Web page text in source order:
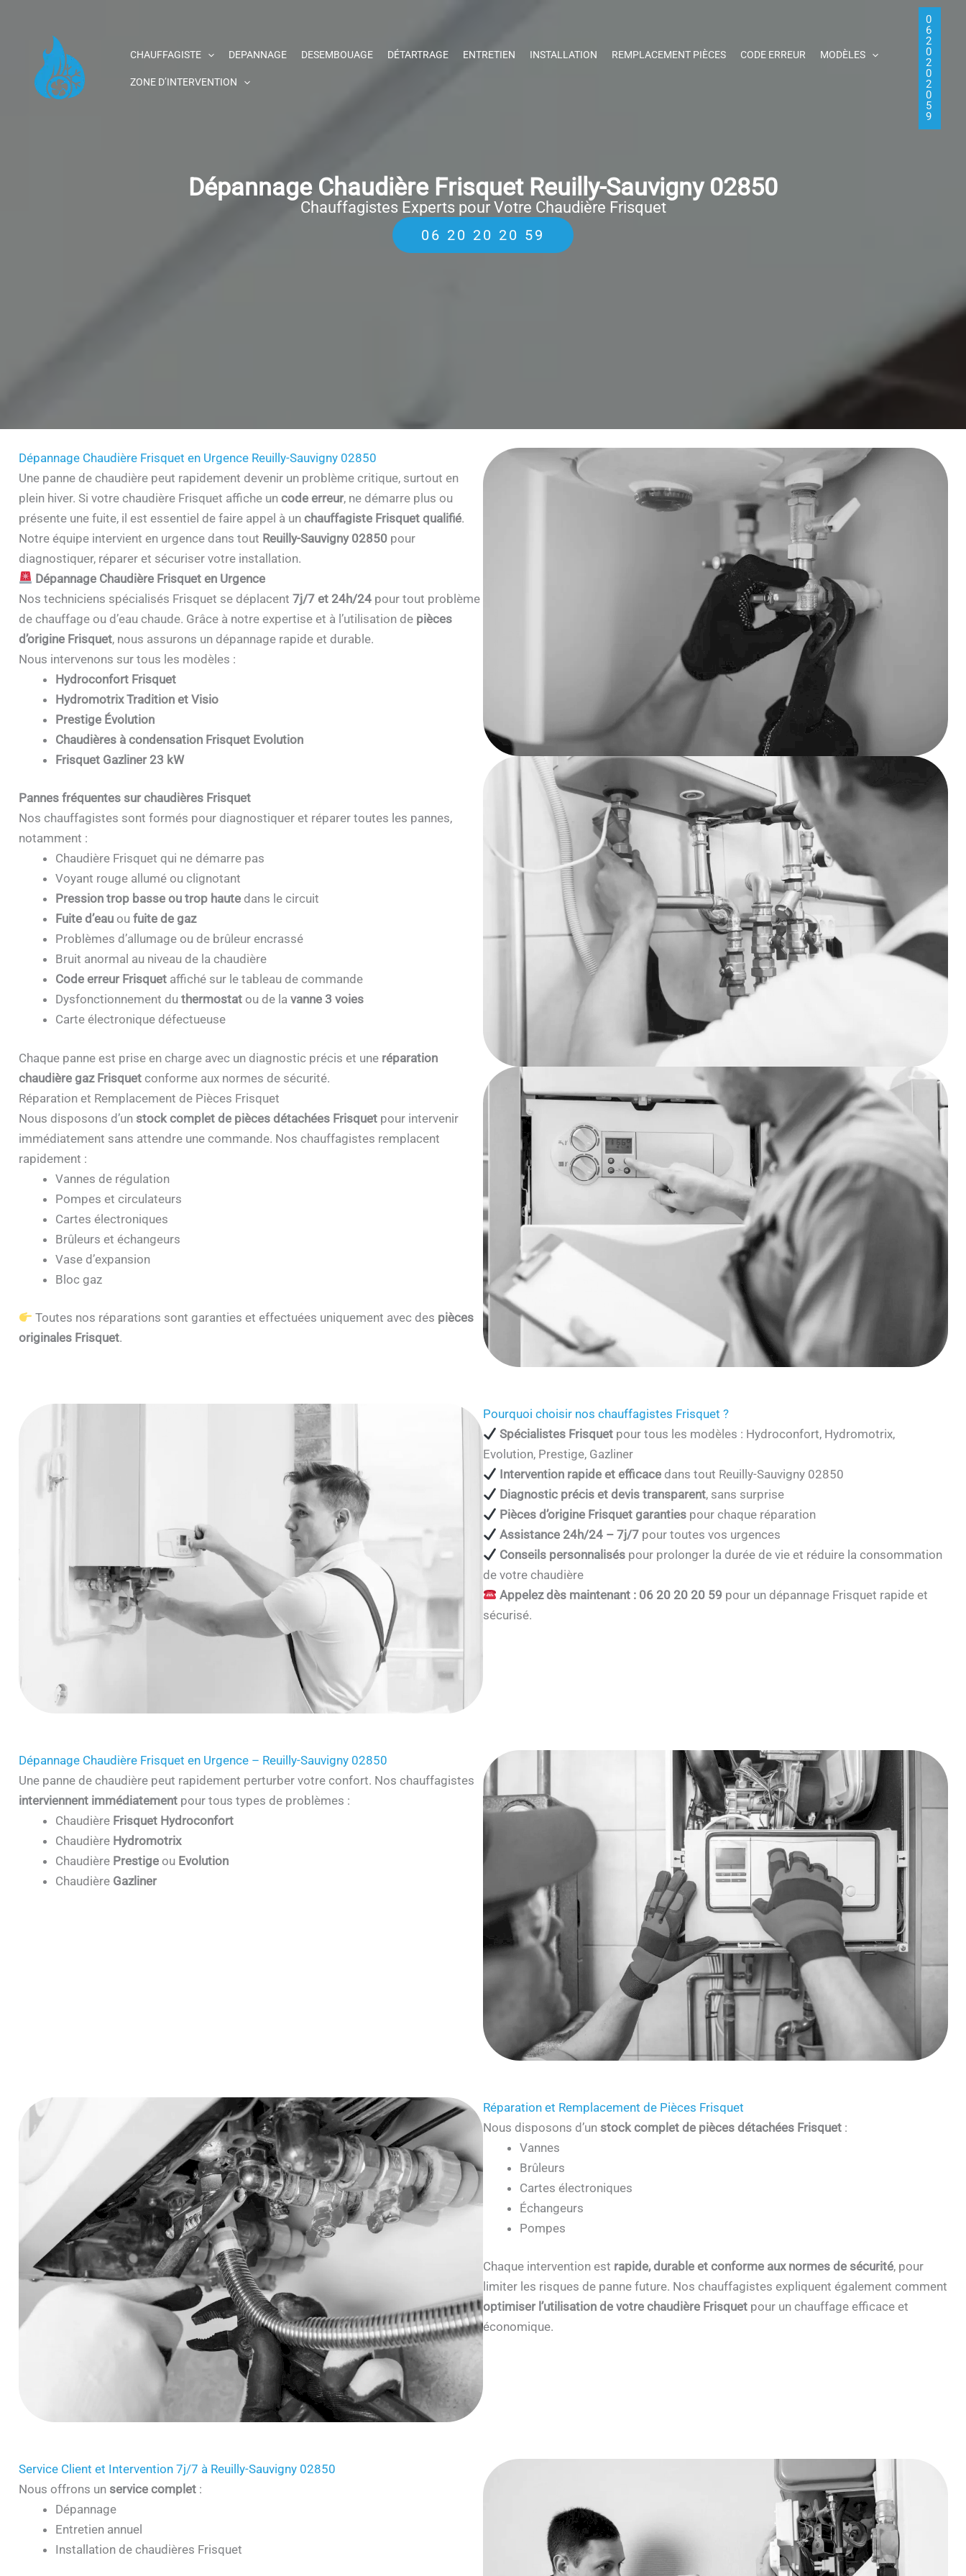
contenu
CHAUFFAGISTE DEPANNAGE DESEMBOUAGE DÉTARTRAGE ENTRETIEN INSTALLATION REMPLACEMENT PIÈCES CODE ERREUR MODÈLES
ZONE D’INTERVENTION
0
6
2
0
2
0
2
0
5
9
Dépannage Chaudière Frisquet Reuilly-Sauvigny 02850
Chauffagistes Experts pour Votre Chaudière Frisquet
06 20 20 20 59
Dépannage Chaudière Frisquet en Urgence Reuilly-Sauvigny 02850
Une panne de chaudière peut rapidement devenir un problème critique, surtout en
plein hiver. Si votre chaudière Frisquet affiche un code erreur, ne démarre plus ou
présente une fuite, il est essentiel de faire appel à un chauffagiste Frisquet qualifié.
Notre équipe intervient en urgence dans tout Reuilly-Sauvigny 02850 pour
diagnostiquer, réparer et sécuriser votre installation.
Dépannage Chaudière Frisquet en Urgence
Nos techniciens spécialisés Frisquet se déplacent 7j/7 et 24h/24pour tout problème
de chauffage ou d’eau chaude. Grâce à notre expertise et à l’utilisation de pièces
d’origine Frisquet, nous assurons un dépannage rapide et durable.
Nous intervenons sur tous les modèles :
Hydroconfort Frisquet
Hydromotrix Tradition et Visio
Prestige Évolution
Chaudières à condensation Frisquet Evolution
Frisquet Gazliner 23 kW
Pannes fréquentes sur chaudières Frisquet
Nos chauffagistes sont formés pour diagnostiquer et réparer toutes les pannes,
notamment :
Chaudière Frisquet qui ne démarre pas
Voyant rouge allumé ou clignotant
Pression trop basse ou trop hautedans le circuit
Fuite d’eauou fuite de gaz
Problèmes d’allumage ou de brûleur encrassé
Bruit anormal au niveau de la chaudière
Code erreur Frisquetaffiché sur le tableau de commande
Dysfonctionnement du thermostatou de la vanne 3 voies
Carte électronique défectueuse
Chaque panne est prise en charge avec un diagnostic précis et une réparation
chaudière gaz Frisquetconforme aux normes de sécurité.
Réparation et Remplacement de Pièces Frisquet
Nous disposons d’un stock complet de pièces détachées Frisquetpour intervenir
immédiatement sans attendre une commande. Nos chauffagistes remplacent
rapidement :
Vannes de régulation
Pompes et circulateurs
Cartes électroniques
Brûleurs et échangeurs
Vase d’expansion
Bloc gaz
Toutes nos réparations sont garanties et effectuées uniquement avec des pièces
originales Frisquet.
Pourquoi choisir nos chauffagistes Frisquet ?
Spécialistes Frisquet pour tous les modèles : Hydroconfort, Hydromotrix,
Evolution, Prestige, Gazliner
Intervention rapide et efficace dans tout Reuilly-Sauvigny 02850
Diagnostic précis et devis transparent, sans surprise
Pièces d’origine Frisquet garanties pour chaque réparation
Assistance 24h/24 – 7j/7 pour toutes vos urgences
Conseils personnalisés pour prolonger la durée de vie et réduire la consommation
de votre chaudière
Appelez dès maintenant : 06 20 20 20 59 pour un dépannage Frisquet rapide et
sécurisé.
Dépannage Chaudière Frisquet en Urgence – Reuilly-Sauvigny 02850
Une panne de chaudière peut rapidement perturber votre confort. Nos chauffagistes
interviennent immédiatementpour tous types de problèmes :
Chaudière Frisquet Hydroconfort
Chaudière Hydromotrix
Chaudière Prestigeou Evolution
Chaudière Gazliner
Réparation et Remplacement de Pièces Frisquet
Nous disposons d’un stock complet de pièces détachées Frisquet :
Vannes
Brûleurs
Cartes électroniques
Échangeurs
Pompes
Chaque intervention est rapide, durable et conforme aux normes de sécurité, pour
limiter les risques de panne future. Nos chauffagistes expliquent également comment
optimiser l’utilisation de votre chaudière Frisquet pour un chauffage efficace et
économique.
Service Client et Intervention 7j/7 à Reuilly-Sauvigny 02850
Nous offrons un service complet:
Dépannage
Entretien annuel
Installation de chaudières Frisquet